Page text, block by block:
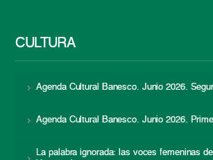
CULTURA
Agenda Cultural Banesco. Junio 2026.
Agenda Cultural Banesco. Junio 2026.
La palabra ignorada: las voces femeninas